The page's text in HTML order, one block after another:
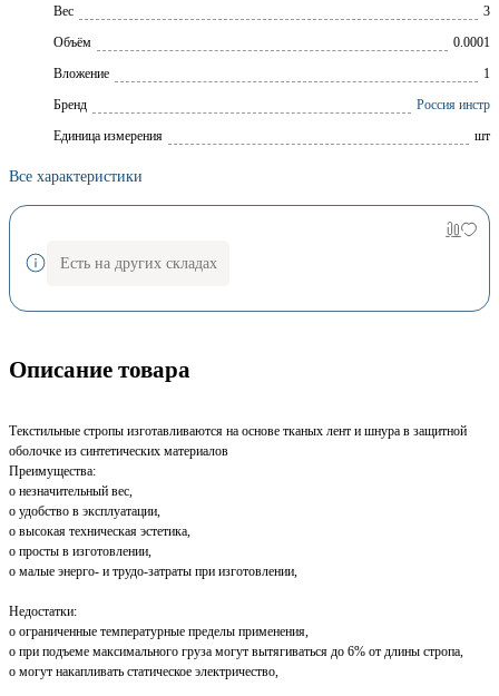
Вес
3
Объём
0.0001
Вложение
1
Брeнд
Россия инстр
Единица измерения
шт
Все характеристики
Есть на других складах
Описание товара
Текстильные стропы изготавливаются на основе тканых лент и шнура в защитной
оболочке из синтетических материалов
Преимущества:
o незначительный вес,
o удобство в эксплуатации,
o высокая техническая эстетика,
o просты в изготовлении,
o малые энерго- и трудо-затраты при изготовлении,
Недостатки:
o ограниченные температурные пределы применения,
o при подъеме максимального груза могут вытягиваться до 6% от длины стропа,
o могут накапливать статическое электричество,